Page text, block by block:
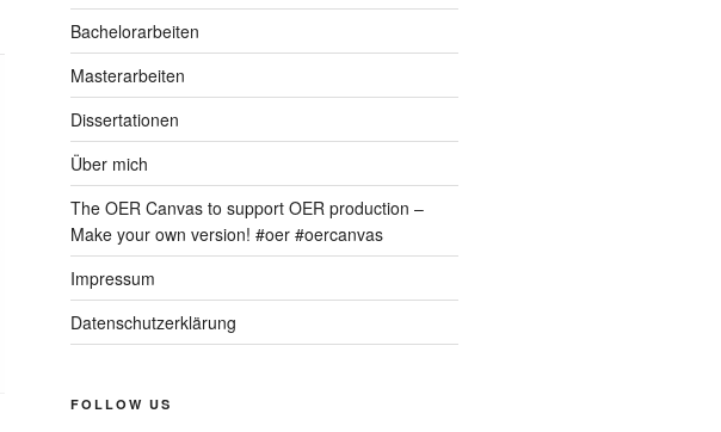
Bachelorarbeiten
Masterarbeiten
Dissertationen
Über mich
The OER Canvas to support OER production –
Make your own version! #oer #oercanvas
Impressum
Datenschutzerklärung
FOLLOW US